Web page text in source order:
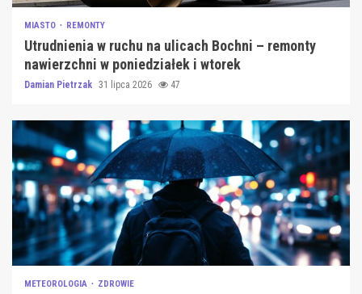
MIASTO REMONTY
Utrudnienia w ruchu na ulicach Bochni – remonty
nawierzchni w poniedziałek i wtorek
Damian Pietrzak 31 lipca 2026 47
METEOROLOGIA ZDROWIE